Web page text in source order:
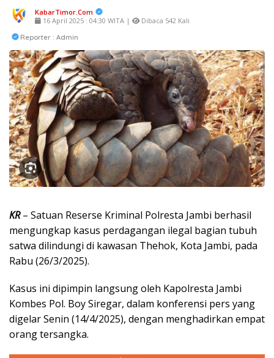
KabarTimor.com
16 April 2025 : 04:30 WITA |
Dibaca 542 Kali
Reporter : Admin
KR– Satuan Reserse Kriminal Polresta Jambi berhasil
mengungkap kasus perdagangan ilegal bagian tubuh
satwa dilindungi di kawasan Thehok, Kota Jambi, pada
Rabu (26/3/2025).
Kasus ini dipimpin langsung oleh Kapolresta Jambi
Kombes Pol. Boy Siregar, dalam konferensi pers yang
digelar Senin (14/4/2025), dengan menghadirkan empat
orang tersangka.